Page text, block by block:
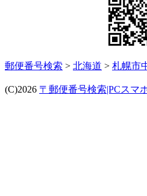
郵便番号検索 > 北海道 > 札幌市
(C)2026 〒郵便番号検索|PCスマ